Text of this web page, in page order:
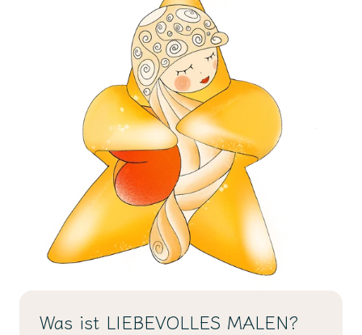
Was ist LIEBEVOLLES MALEN?